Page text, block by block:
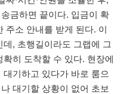
금하면 끝이다. 입금이 확
주소 안내를 받게 된다. 이
, 초행길이라도 그랩에 그
히 도착할 수 있다. 현장에
기하고 있다가 바로 룸으
대기할 상황이 없어 초보